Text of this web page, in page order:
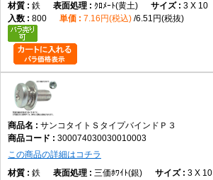
鉄
ｸﾛﾒｰﾄ(黄土) 3 X 10
800
7.16円(税込) 6.51円(税抜)
サンコタイトＳタイプバインドＰ３
300074030030010003
この商品の詳細はコチラ
鉄
三価ﾎﾜｲﾄ(銀) 3 X 10